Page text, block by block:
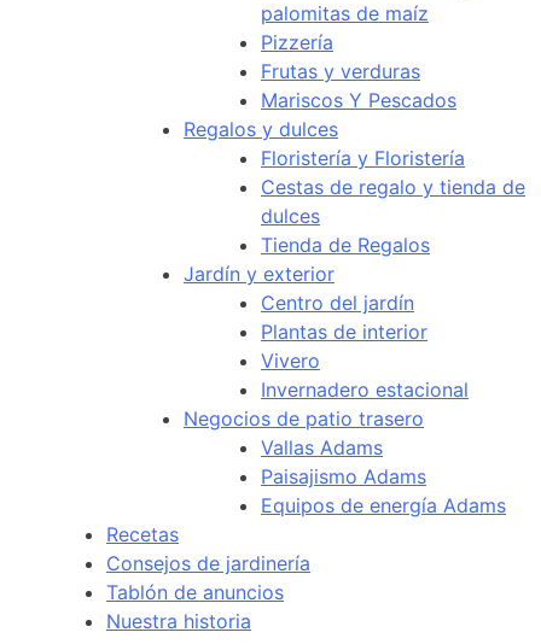
palomitas de maíz
Pizzería
Frutas y verduras
Mariscos Y Pescados
Regalos y dulces
Floristería y Floristería
Cestas de regalo y tienda de
dulces
Tienda de Regalos
Jardín y exterior
Centro del jardín
Plantas de interior
Vivero
Invernadero estacional
Negocios de patio trasero
Vallas Adams
Paisajismo Adams
Equipos de energía Adams
Recetas
Consejos de jardinería
Tablón de anuncios
Nuestra historia